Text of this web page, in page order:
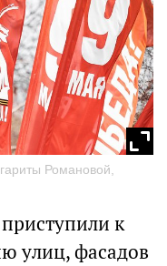
Романовой,
к
улиц, фасадов